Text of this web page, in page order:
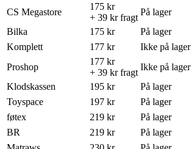
CS Megastore
175 kr
+ 39 kr fragt
På lager
Bilka 175 kr På lager
Komplett 177 kr Ikke på lager
Proshop
177 kr
+ 39 kr fragt
Ikke på lager
Klodskassen 195 kr På lager
Toyspace 197 kr På lager
føtex 219 kr På lager
BR 219 kr På lager